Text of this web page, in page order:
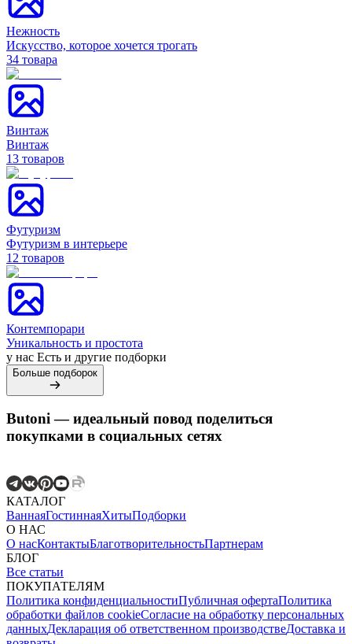
Нежность
Искусство, которое хочется трогать
34 товара
Винтаж
Винтаж
13 товаров
Футуризм
Футуризм в интерьере
12 товаров
Контемпорари
Уникальность и простота
у нас Есть и другие подборки
Больше подборок
Butoni — идеальный повод поделиться
покупками в социальных сетях
КАТАЛОГ
ВаннаяГостиннаяХитыПодборки
О НАС
О насКонтактыБлаготворительностьПартнерам
БЛОГ
Все статьи
ПОКУПАТЕЛЯМ
Политика конфиденциальностиПубличная офертаПолитика
обработки файлов cookieСогласие на обработку персональных
данныхДекларация об ответственном производствеДоставка и